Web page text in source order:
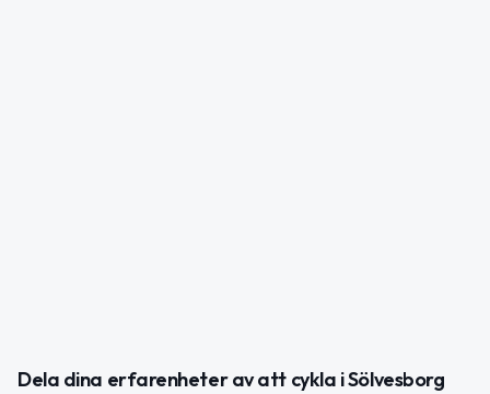
Dela dina erfarenheter av att cykla i Sölvesborg